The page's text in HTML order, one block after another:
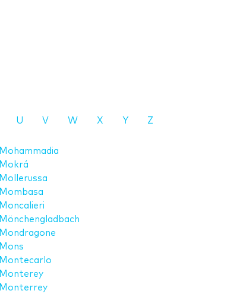
U V W X Y Z
Mohammadia
Mokrá
Mollerussa
Mombasa
Moncalieri
Mönchengladbach
Mondragone
Mons
Montecarlo
Monterey
Monterrey